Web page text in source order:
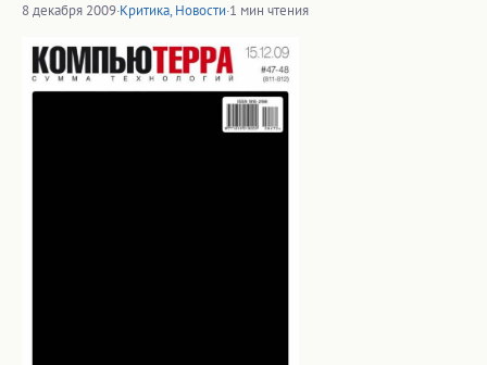
8 декабря 2009·Критика, Новости·1 мин чтения